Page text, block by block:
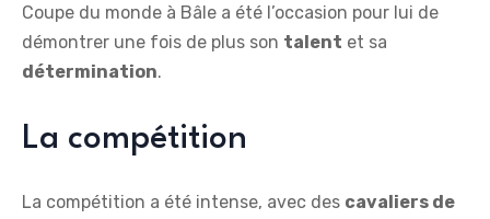
Coupe du monde à Bâle a été l’occasion pour lui de
démontrer une fois de plus son talent et sa
détermination.
La compétition
La compétition a été intense, avec des cavaliers de